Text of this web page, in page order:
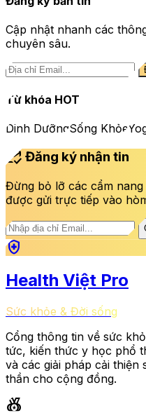
Cập nhật nhanh các
chuyên sâu.
Từ khóa HOT
Dinh DưỡngSống Khỏe
mark_email_read Đăng ký nhận tin
Đừng bỏ lỡ các cẩm nang
được gửi trực tiếp vào
health_and_safety
Health Việt Pro
Sức khỏe & Đời sống
Cổng thông tin về sức
tức, kiến thức y học phổ
và các giải pháp cải thiện
thần cho cộng đồng.
social_leaderboard